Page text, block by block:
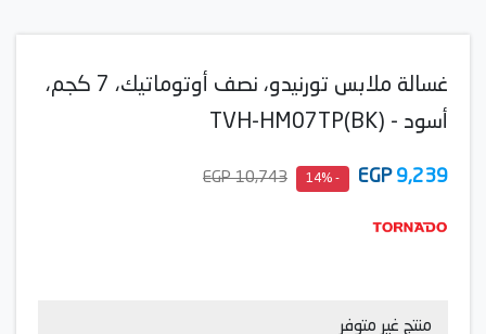
غسالة ملابس تورنيدو، نصف أوتوماتيك، 7 كجم،
أسود - TVH-HM07TP(BK)
9,239
EGP
- 14%
10,743 EGP
منتج غير متوفر